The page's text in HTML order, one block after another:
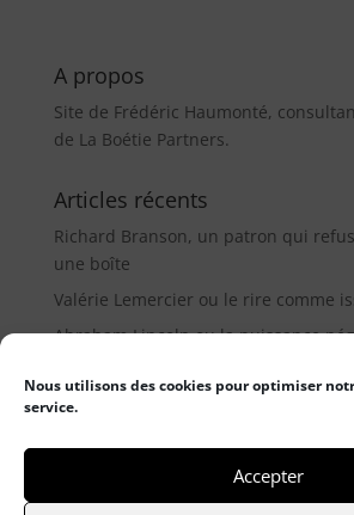
Nous utilisons des cookies pour optimiser
service.
Accepter
A propos
Site de Frédéric Haumonté,
de La Boétie Partners.
Articles récents
Richard Branson, un patron qui
une boîte
Valérie Lemercier ou le rire comme
Abraham Lincoln ou la puissance